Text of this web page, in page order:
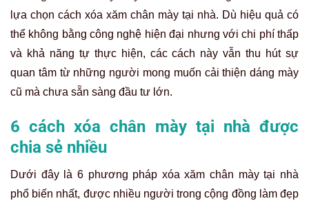
phổ biến nhất, được nhiều người trong cộng đồng làm đẹp
chia sẻ và áp dụng vì tính đơn giản, dễ thực hiện và có thể
tận dụng ngay những nguyên liệu sẵn có trong gia đình.
chân mày tại nhà đơn giản nhé!
Muối tinh kết hợp chanh tươi
Đây làcách xóa chân mày tại nhàphổ biến và được